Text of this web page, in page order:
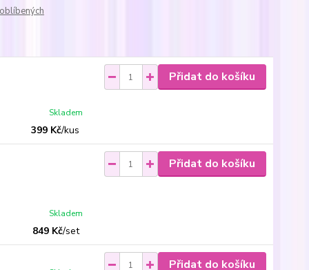
399 Kč/kus
Skladem
Přidat do košíku
849 Kč/set
Skladem
Přidat do košíku
Přidat do košíku